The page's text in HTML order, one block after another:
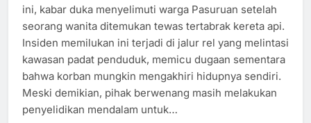
ini, kabar duka menyelimuti warga Pasuruan setelah
seorang wanita ditemukan tewas tertabrak kereta api.
Insiden memilukan ini terjadi di jalur rel yang melintasi
kawasan padat penduduk, memicu dugaan sementara
bahwa korban mungkin mengakhiri hidupnya sendiri.
Meski demikian, pihak berwenang masih melakukan
penyelidikan mendalam untuk…